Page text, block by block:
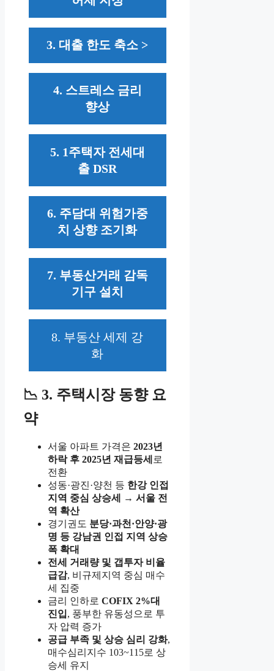
3. 대출 한도 축소 >
4. 스트레스 금리
향상
5. 1주택자 전세대
출 DSR
6. 주담대 위험가중
치 상향 조기화
7. 부동산거래 감독
기구 설치
8. 부동산 세제 강
화
📉 3. 주택시장 동향 요
약
서울 아파트 가격은 2023년
하락 후 2025년 재급등세 로
전환
성동·광진·양천 등 한강 인접
지역 중심 상승세 → 서울 전
역 확산
경기권도 분당·과천·안양·광
명 등 강남권 인접 지역 상승
폭 확대
전세 거래량 및 갭투자 비율
급감, 비규제지역 중심 매수
세 집중
금리 인하로 COFIX 2%대
진입, 풍부한 유동성으로 투
자 압력 증가
공급 부족 및 상승 심리 강화,
매수심리지수 103~115로 상
승세 유지